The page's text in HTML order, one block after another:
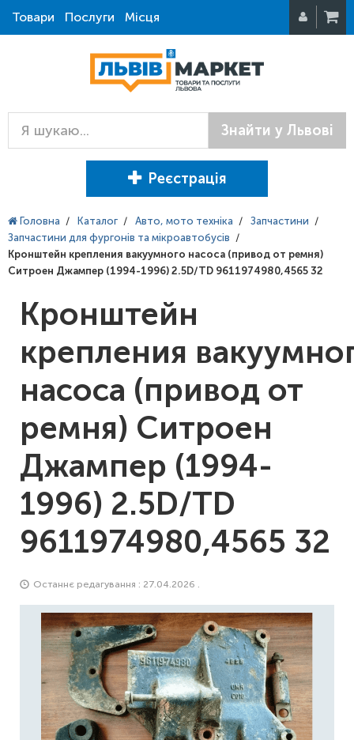
Товари Послуги Місця
Знайти у Львові
Реєстрація
Головна / Каталог / Авто, мото техніка / Запчастини /
Запчастини для фургонів та мікроавтобусів /
Кронштейн крепления вакуумного насоса (привод от ремня)
Ситроен Джампер (1994-1996) 2.5D/TD 9611974980,4565 32
Кронштейн
крепления
насоса (привод от
ремня) Ситроен
Джампер (1994-
1996) 2.5D/TD
9611974980,4565 32
Останнє редагування : 27.04.2026 .